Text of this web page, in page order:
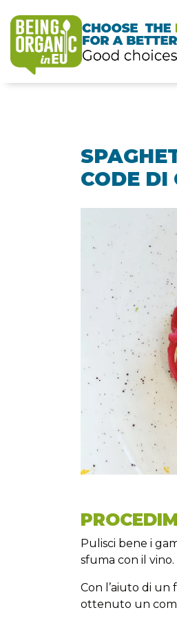
CODE DI
Pulisci bene i
sfuma con il vino.
Con l’aiuto di
ottenuto un